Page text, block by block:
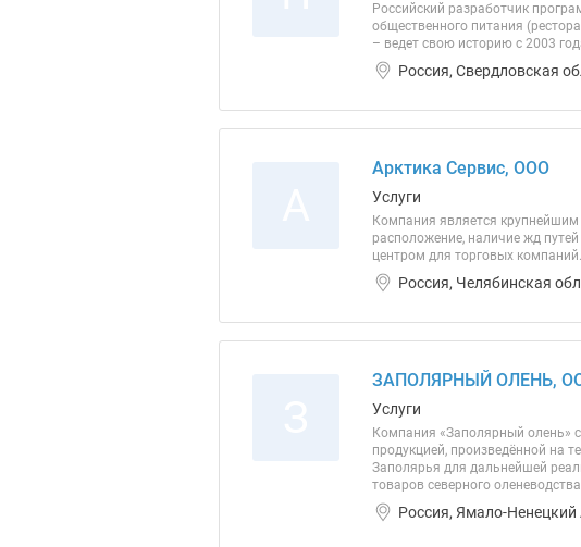
Российский разработчик
общественного питания
– ведет свою историю с 2003
Россия, Свердловская
Арктика Cервис, ООО
Услуги
Компания является
расположение, наличие жд
центром для торговых
Россия, Челябинская
ЗАПОЛЯРНЫЙ ОЛЕНЬ,
Услуги
Компания «Заполярный олень»
продукцией, произведённой на
Заполярья для дальнейшей
товаров северного
Россия, Ямало-